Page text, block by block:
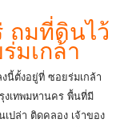
ถมที่ดินไว้
มเกล้า
นี้ตั้งอยู่ที่ ซอยร่มเกล้า
งเทพมหานคร พื้นที่มี
เปล่า ติดคลอง เจ้าของ